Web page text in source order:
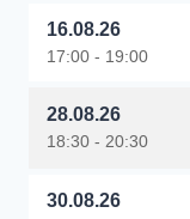
16.08.26
17:00 - 19:00
28.08.26
18:30 - 20:30
30.08.26